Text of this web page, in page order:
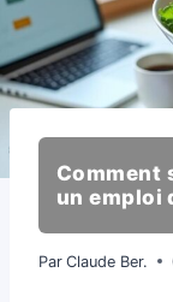
Comment
un emploi
Par Claude Ber.